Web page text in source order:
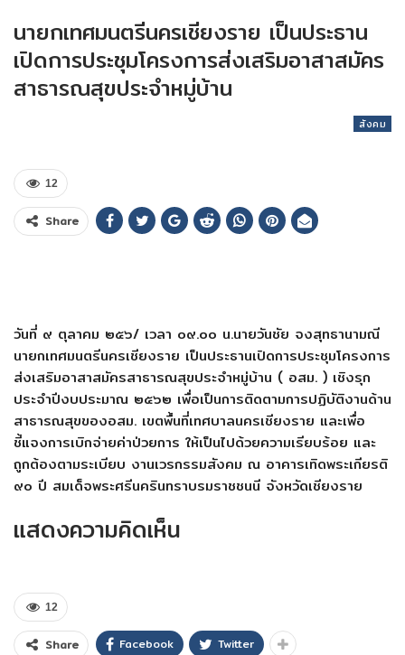
นายกเทศมนตรีนครเชียงราย เป็นประธาน
เปิดการประชุมโครงการส่งเสริมอาสาสมัคร
สาธารณสุขประจำหมู่บ้าน
สังคม
12
Share
วันที่ ๙ ตุลาคม ๒๕๖/ เวลา ๐๙.๐๐ น.นายวันชัย จงสุทธานามณี
นายกเทศมนตรีนครเชียงราย เป็นประธานเปิดการประชุมโครงการ
ส่งเสริมอาสาสมัครสาธารณสุขประจำหมู่บ้าน ( อสม. ) เชิงรุก
ประจำปีงบประมาณ ๒๕๖๒ เพื่อเป็นการติดตามการปฏิบัติงานด้าน
สาธารณสุขของอสม. เขตพื้นที่เทศบาลนครเชียงราย และเพื่อ
ชี้แจงการเบิกจ่ายค่าป่วยการ ให้เป็นไปด้วยความเรียบร้อย และ
ถูกต้องตามระเบียบ งานเวรกรรมสังคม ณ อาคารเทิดพระเกียรติ
๙๐ ปี สมเด็จพระศรีนครินทราบรมราชชนนี จังหวัดเชียงราย
แสดงความคิดเห็น
12
Share Facebook Twitter